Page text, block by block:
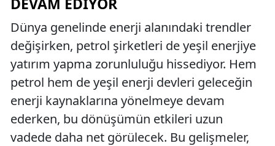
Dünya genelinde enerji alanındaki trendler
değişirken, petrol şirketleri de yeşil enerjiye
yatırım yapma zorunluluğu hissediyor. Hem
petrol hem de yeşil enerji devleri geleceğin
enerji kaynaklarına yönelmeye devam
ederken, bu dönüşümün etkileri uzun
vadede daha net görülecek. Bu gelişmeler,